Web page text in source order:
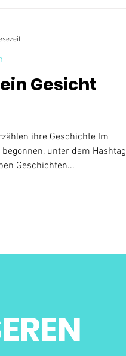
Bill
Gesicht
ihre Geschichte Im
unter dem Hashtag
Geschichten...